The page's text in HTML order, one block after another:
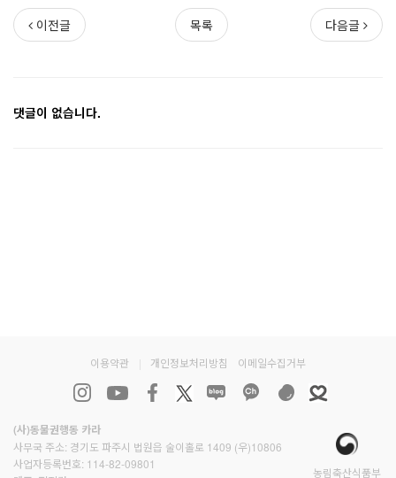
이전글 목록 다음글
댓글이 없습니다.
이용약관 개인정보처리방침 이메일수집거부
(사)동물권행동 카라
사무국 주소: 경기도 파주시 법원읍 술이홀로 1409 (우)10806
사업자등록번호: 114-82-09801
농림축산식품부